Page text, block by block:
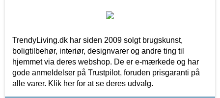
TrendyLiving.dk har siden 2009 solgt brugskunst,
boligtilbehør, interiør, designvarer og andre ting til
hjemmet via deres webshop. De er e-mærkede og har
gode anmeldelser på Trustpilot, foruden prisgaranti på
alle varer. Klik her for at se deres udvalg.